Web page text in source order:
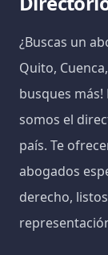
¿Buscas un
Quito,
busques más!
somos el
país. Te
abogados
derecho,